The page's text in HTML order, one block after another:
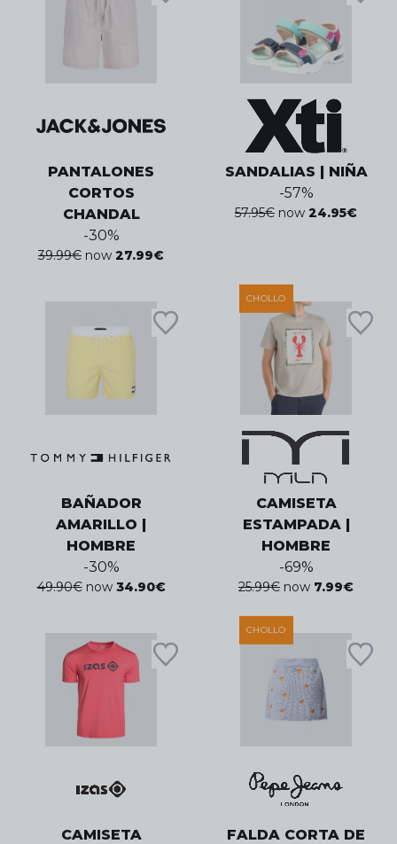
PANTALONES
CORTOS
CHANDAL
-30%
39.99€ now 27.99€
SANDALIAS | NIÑA
-57%
57.95€ now 24.95€
BAÑADOR
AMARILLO |
HOMBRE
-30%
49.90€ now 34.90€
CHOLLO
CAMISETA
ESTAMPADA |
HOMBRE
-69%
25.99€ now 7.99€
CAMISETA
CHOLLO
FALDA CORTA DE